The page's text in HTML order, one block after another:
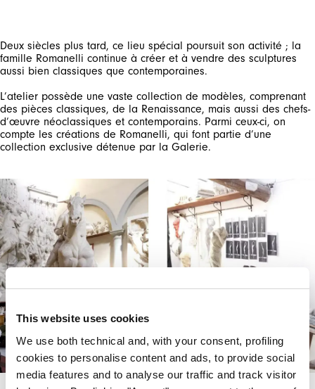
This website uses cookies
We use both technical and, with your consent, profiling
cookies to personalise content and ads, to provide social
media features and to analyse our traffic and track visitor
S'INSCRIRE À NOTRE BULLETIN
D'INFORMATION
Inscrivez-vous à notre newsletter pour
découvrir en avant-première nos dernières
collections.
Restez informé(e) des nouveautés,
collaborations et événements, et recevez des
Deux siècles plus tard, ce lieu spécial poursuit son activité ; la
famille Romanelli continue à créer et à vendre des sculptures
aussi bien classiques que contemporaines.
L’atelier possède une vaste collection de modèles, comprenant
des pièces classiques, de la Renaissance, mais aussi des chefs-
d’œuvre néoclassiques et contemporains. Parmi ceux-ci, on
compte les créations de Romanelli, qui font partie d’une
collection exclusive détenue par la Galerie.